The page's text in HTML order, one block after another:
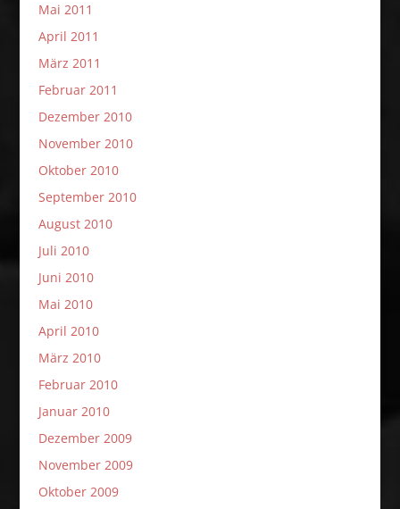
Mai 2011
April 2011
März 2011
Februar 2011
Dezember 2010
November 2010
Oktober 2010
September 2010
August 2010
Juli 2010
Juni 2010
Mai 2010
April 2010
März 2010
Februar 2010
Januar 2010
Dezember 2009
November 2009
Oktober 2009